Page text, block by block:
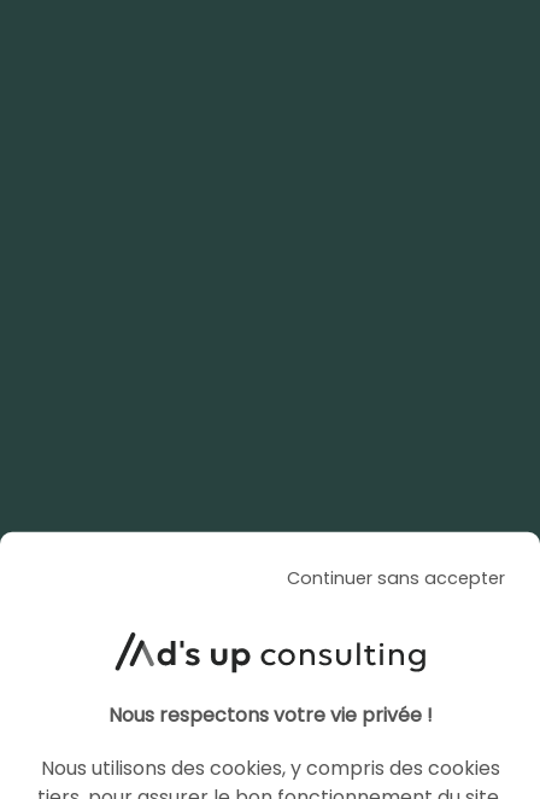
Continuer sans accepter
Nous respectons votre vie privée !
Nous utilisons des cookies, y compris des cookies